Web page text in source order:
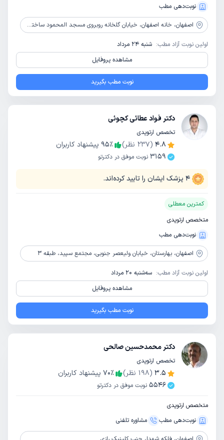
نوبت‌دهی مطب
اصفهان، خانه اصفهان، خیابان گلخانه روبروی مسجد المحمود ساختمان پزشکی گلها طبقه اول
اولین نوبت آزاد مطب: شنبه 24 مرداد
مشاهده پروفایل
نوبت مطب بگیرید
دکتر فواد عطائی کچوئی
تخصص ارتوپدی
4.8
(
237 نظر) 95٪
پیشنهاد کاربران
3159 نوبت موفق در دکترتو
4 پزشک ایشان را تایید کرده‌اند.
کمترین معطلی
متخصص ارتوپدی
نوبت‌دهی مطب
اصفهان، بهارستان، خیابان ولیعصر جنوبی، مجتمع سپید، طبقه 3
اولین نوبت آزاد مطب: سه‌شنبه 20 مرداد
مشاهده پروفایل
نوبت مطب بگیرید
دکتر محمدحسین صالحی
تخصص ارتوپدی
3.5
(
198 نظر) 70٪
پیشنهاد کاربران
5546 نوبت موفق در دکترتو
متخصص ارتوپدی
نوبت‌دهی مطب
مشاوره‌ تلفنی